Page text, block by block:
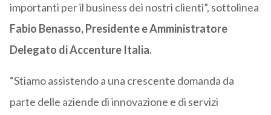
importanti per il business dei nostri clienti”, sottolinea
Fabio Benasso, Presidente e Amministratore
Delegato di Accenture Italia.
“Stiamo assistendo a una crescente domanda da
parte delle aziende di innovazione e di servizi